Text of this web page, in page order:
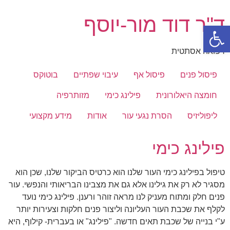
פתח סרגל נגישות
לתוכן
ד"ר דוד מור-יוסף
רפואה אסתטית
פיסול פנים פיסול אף עיבוי שפתיים בוטוקס
חומצה היאלורונית פילינג כימי מזותרפיה
ליפוליזיס הסרת נגעי עור אודות מידע מקצועי
פילינג כימי
טיפול בפילינג כימי העור שלנו הוא כרטיס הביקור שלנו, שכן הוא
מסגיר לא רק את גילינו אלא גם את מצבינו הבריאותי והנפשי. עור
פנים חלק ומתוח מעניק לנו מראה זוהר ורענן. פילינג כימי נועד
לקלף את שכבת העור העליונה וליצור פנים חלקות וצעירות יותר
ע"י בנייה של שכבת תאים חדשה. "פילינג" או בעברית- קילוף, היא